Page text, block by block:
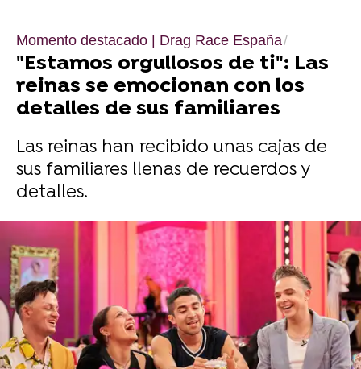
Momento destacado | Drag Race España
"Estamos orgullosos de ti": Las
reinas se emocionan con los
detalles de sus familiares
Las reinas han recibido unas cajas de
sus familiares llenas de recuerdos y
detalles.
atresplayer